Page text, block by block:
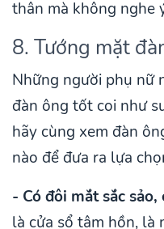
thân mà không nghe
8. Tướng mặt
Những người phụ nữ
đàn ông tốt coi như
hãy cùng xem đàn
nào để đưa ra lựa
- Có đôi mắt sắc sảo,
là cửa sổ tâm hồn, là